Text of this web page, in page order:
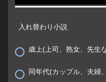
入れ替わり小説
歳上(上司、熟女、先生
同年代(カップル、夫婦